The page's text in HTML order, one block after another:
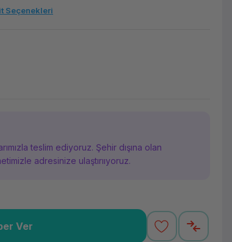
Seçenekleri
teslim ediyoruz. Şehir dışına olan
adresinize ulaştırııyoruz.
Ver